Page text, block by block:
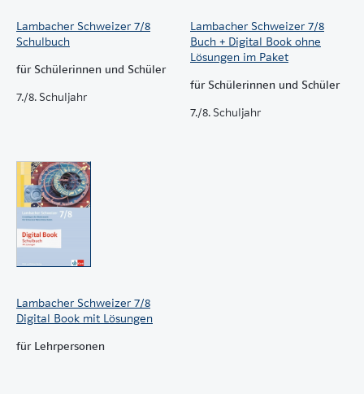
Lambacher Schweizer 7/8
Schulbuch
für Schülerinnen und Schüler
7./8. Schuljahr
Lambacher Schweizer 7/8
Buch + Digital Book ohne
Lösungen im Paket
für Schülerinnen und Schüler
7./8. Schuljahr
Lambacher Schweizer 7/8
Digital Book mit Lösungen
für Lehrpersonen